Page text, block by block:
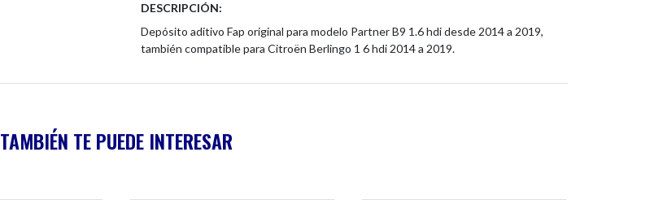
DESCRIPCIÓN:
Depósito aditivo Fap original para modelo Partner B9 1.6 hdi desde 2014 a 2019,
también compatible para Citroën Berlingo 1 6 hdi 2014 a 2019.
TAMBIÉN TE PUEDE INTERESAR